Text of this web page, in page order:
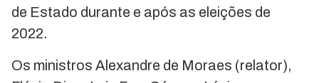
de Estado durante e após as eleições de
2022.
Os ministros Alexandre de Moraes (relator),